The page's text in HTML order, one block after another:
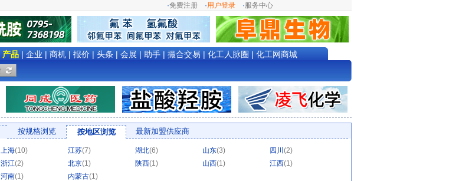
·免费注册 ·用户登录 ·服务中心
产品| 企业 | 商机| 报价| 头条 | 会展 | 助手| 撮合交易 | 化工人脉圈 | 化工网商城
按规格浏览 按地区浏览 最新加盟供应商
上海(10) 江苏(7) 湖北(6) 山东(3) 四川 (2)
浙江(2) 北京(1) 陕西(1) 山西(1) 江西(1)
河南(1) 内蒙古(1)